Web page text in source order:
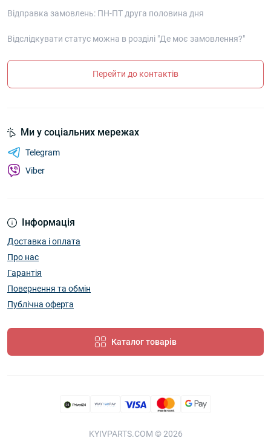
Відправка замовлень: ПН-ПТ друга половина дня
Відслідкувати статус можна в розділі "Де моє замовлення?"
Перейти до контактів
Інформація
Доставка і оплата
Про нас
Гарантія
Повернення та обмін
Публічна оферта
Каталог товарів
Ми у соціальних мережах
Telegram
Viber
KYIVPARTS.COM © 2026